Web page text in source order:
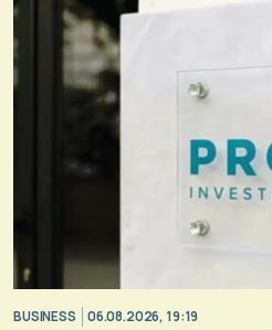
BUSINESS 06.08.2026, 19:19